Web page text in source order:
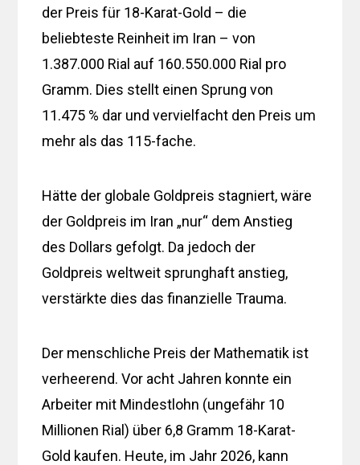
der Preis für 18-Karat-Gold – die
beliebteste Reinheit im Iran – von
1.387.000 Rial auf 160.550.000 Rial pro
Gramm. Dies stellt einen Sprung von
11.475 % dar und vervielfacht den Preis um
mehr als das 115-fache.
Hätte der globale Goldpreis stagniert, wäre
der Goldpreis im Iran „nur“ dem Anstieg
des Dollars gefolgt. Da jedoch der
Goldpreis weltweit sprunghaft anstieg,
verstärkte dies das finanzielle Trauma.
Der menschliche Preis der Mathematik ist
verheerend. Vor acht Jahren konnte ein
Arbeiter mit Mindestlohn (ungefähr 10
Millionen Rial) über 6,8 Gramm 18-Karat-
Gold kaufen. Heute, im Jahr 2026, kann